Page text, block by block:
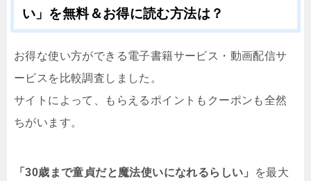
い」を無料＆お得に読む方法は？
お得な使い方ができる電子書籍サービス・動画配信サ
ービスを比較調査しました。
サイトによって、もらえるポイントもクーポンも全然
ちがいます。
「30歳まで童貞だと魔法使いになれるらしい」 を最大